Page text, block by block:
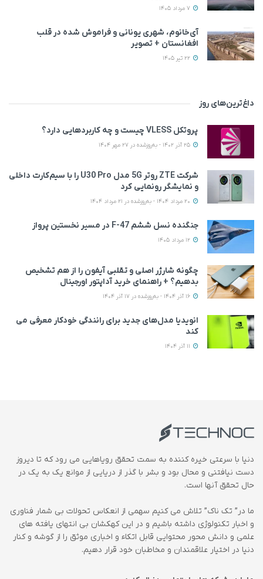
آی‌خانوم، شهری یونانی و فراموش شده در قلب
افغانستان + تصویر
داغ‌ترین‌های روز
پروتکل VLESS چیست و چه کاربردهایی دارد؟
شرکت ZTE روتر 5G مدل U30 Pro را با سیم‌کارت داخلی
و نمایشگر رونمایی کرد
جنگنده نسل ششم F-47 در مسیر نخستین پرواز
چگونه شارژر اصلی و تقلبی آیفون را از هم تشخیص
بدهیم؟ + راهنمای خرید آداپتور اورجینال
انویدیا مدل‌های جدید برای رانندگی خودکار معرفی می
کند
دنیا با سرعتی خیره کننده به سمت تحقق رویاهایی می رود که تا دیروز
دست نیافتنی و محال بود و بشر با گذر از دریایی از موانع یک به یک در
حال تحقق آنها است.
ما در” تک ناک” تلاش می کنیم سهمی از انعکاس تحولات بی شمار فناوری
و اخبار تکنولوژی داشته باشیم و در این کهکشان بی انتهای یافته های
علمی و دانش محور محتوایی قابل اتکاء و اخباری موثق را از گوشه و کنار
دنیا در اختیار علاقمندان و مخاطبان خود قرار دهیم.